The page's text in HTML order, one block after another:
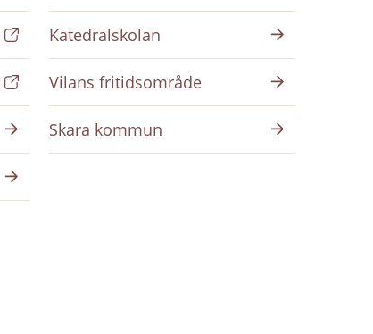
Katedralskolan
Vilans fritidsområde
Skara kommun